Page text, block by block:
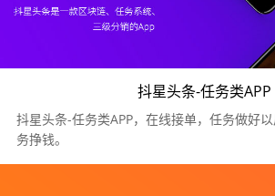
抖星头条-任务类APP
抖星头条-任务类APP，在线接单，任务做好
务挣钱。